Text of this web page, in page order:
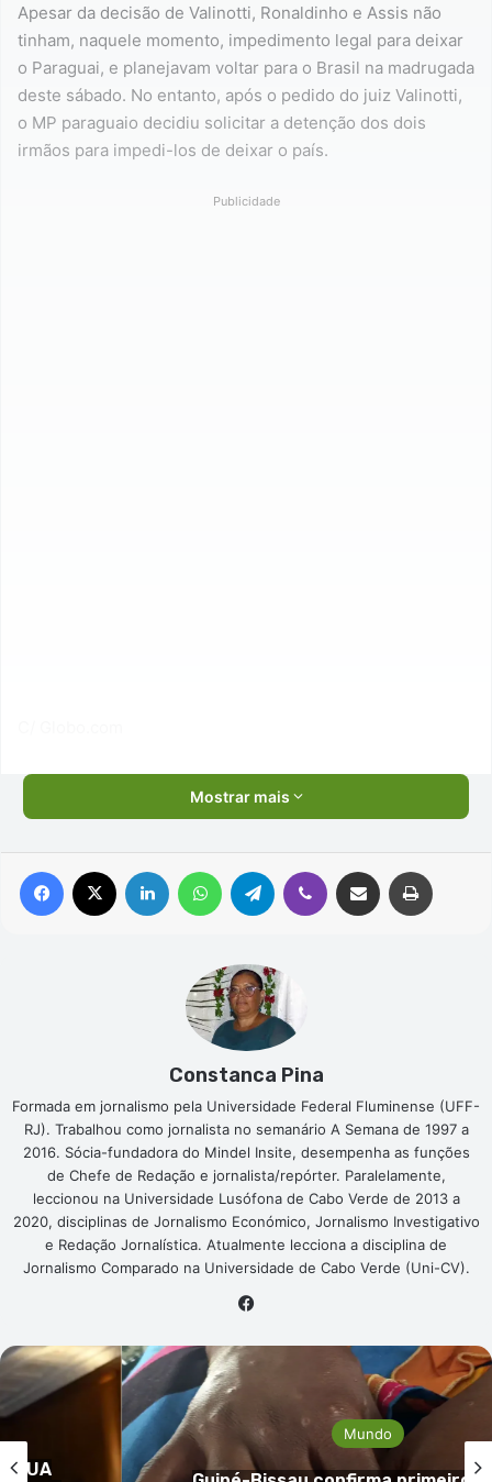
Apesar da decisão de Valinotti, Ronaldinho e Assis não
tinham, naquele momento, impedimento legal para deixar
o Paraguai, e planejavam voltar para o Brasil na madrugada
deste sábado. No entanto, após o pedido do juiz Valinotti,
o MP paraguaio decidiu solicitar a detenção dos dois
irmãos para impedi-los de deixar o país.
Publicidade
Mostrar mais
Facebook Linkedin WhatsAppTelegram Viber Compartilhar via e-mail
Constanca Pina
Formada em jornalismo pela Universidade Federal Fluminense (UFF-
RJ). Trabalhou como jornalista no semanário A Semana de 1997 a
2016. Sócia-fundadora do Mindel Insite, desempenha as funções
de Chefe de Redação e jornalista/repórter. Paralelamente,
leccionou na Universidade Lusófona de Cabo Verde de 2013 a
2020, disciplinas de Jornalismo Económico, Jornalismo Investigativo
e Redação Jornalística. Atualmente lecciona a disciplina de
Jornalismo Comparado na Universidade de Cabo Verde (Uni-CV).
Mundo